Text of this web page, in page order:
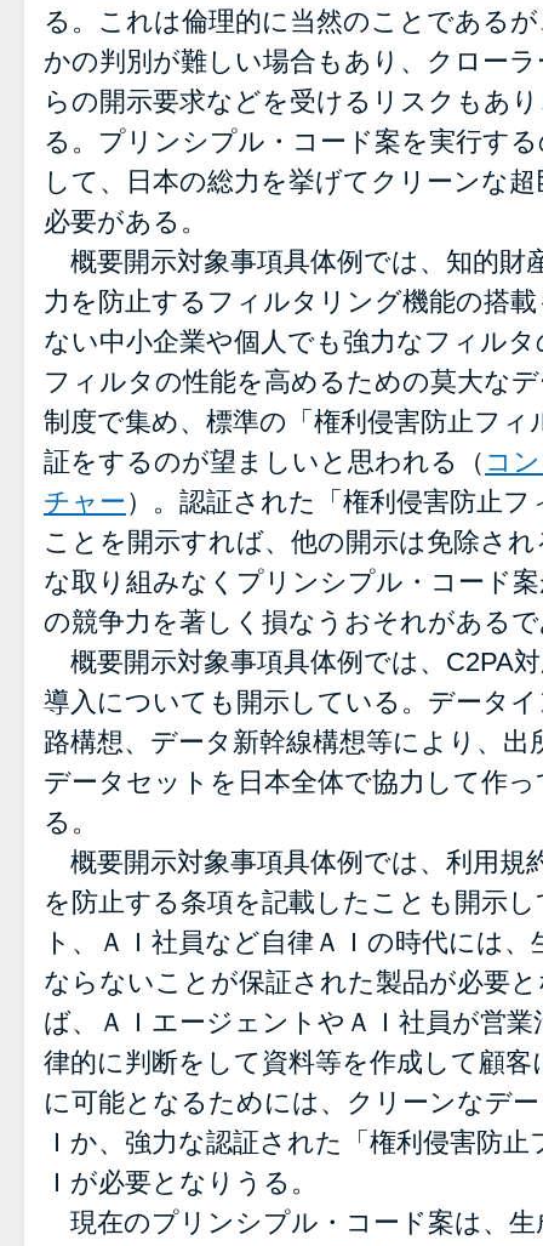
る。これは倫理的に当然のことである
かの判別が難しい場合もあり、クロー
らの開示要求などを受けるリスクもあ
る。プリンシプル・コード案を実行す
して、日本の総力を挙げてクリーンな
必要がある。
概要開示対象事項具体例では、知的財
力を防止するフィルタリング機能の搭
ない中小企業や個人でも強力なフィル
フィルタの性能を高めるための莫大な
制度で集め、標準の「権利侵害防止フ
証をするのが望ましいと思われる（ コ
チャー ）。認証された「権利侵害防止
ことを開示すれば、他の開示は免除さ
な取り組みなくプリンシプル・コード
の競争力を著しく損なうおそれがある
概要開示対象事項具体例では、C2PA
導入についても開示している。データ
路構想、データ新幹線構想等により、
データセットを日本全体で協力して作
る。
概要開示対象事項具体例では、利用規
を防止する条項を記載したことも開示
ト、ＡＩ社員など自律ＡＩの時代には
ならないことが保証された製品が必要
ば、ＡＩエージェントやＡＩ社員が営
律的に判断をして資料等を作成して顧
に可能となるためには、クリーンなデ
Ｉか、強力な認証された「権利侵害防
Ｉが必要となりうる。
現在のプリンシプル・コード案は、生